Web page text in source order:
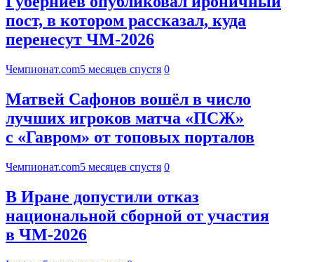
пост, в котором рассказал, куда
перенесут ЧМ-2026
Чемпионат.com5 месяцев спустя 0
Матвей Сафонов вошёл в число
лучших игроков матча «ПСЖ»
с «Гавром» от топовых порталов
Чемпионат.com5 месяцев спустя 0
В Иране допустили отказ
национальной сборной от участия
в ЧМ-2026